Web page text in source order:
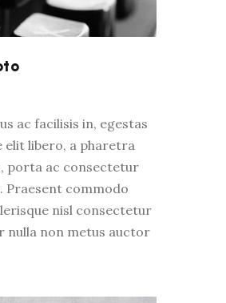
ac facilisis in, egestas
elit libero, a pharetra
porta ac consectetur
Praesent commodo
nisl consectetur
nulla non metus auctor